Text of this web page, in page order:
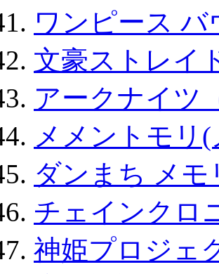
ワンピース
文豪ストレイ
アークナイツ
メメントモリ
ダンまち メ
チェインクロ
神姫プロジェ